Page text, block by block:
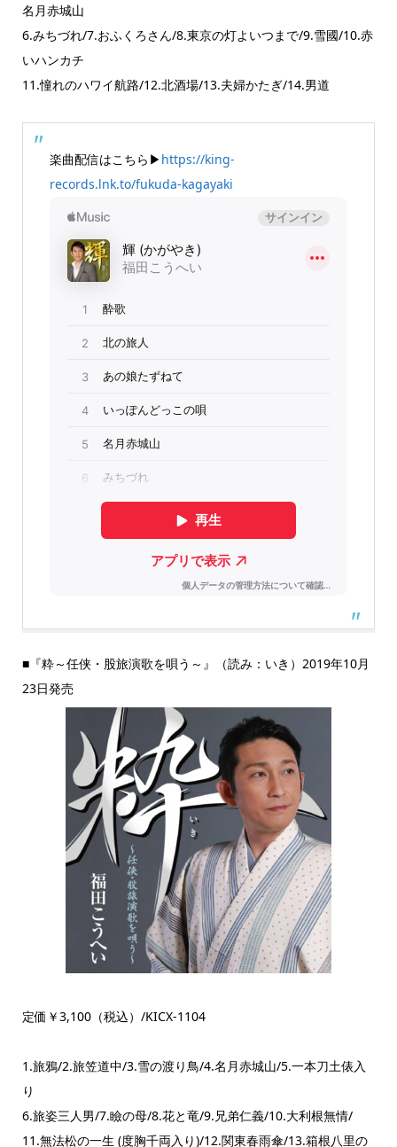
名月赤城山
6.みちづれ/7.おふくろさん/8.東京の灯よいつまで/9.雪國/10.赤
いハンカチ
11.憧れのハワイ航路/12.北酒場/13.夫婦かたぎ/14.男道
楽曲配信はこちら▶ https://king-
records.lnk.to/fukuda-kagayaki
■『粋～任侠・股旅演歌を唄う～』（読み：いき）2019年10月
23日発売
定価￥3,100（税込）/KICX-1104
1.旅鴉/2.旅笠道中/3.雪の渡り鳥/4.名月赤城山/5.一本刀土俵入
り
6.旅姿三人男/7.瞼の母/8.花と竜/9.兄弟仁義/10.大利根無情/
11.無法松の一生 (度胸千両入り)/12.関東春雨傘/13.箱根八里の